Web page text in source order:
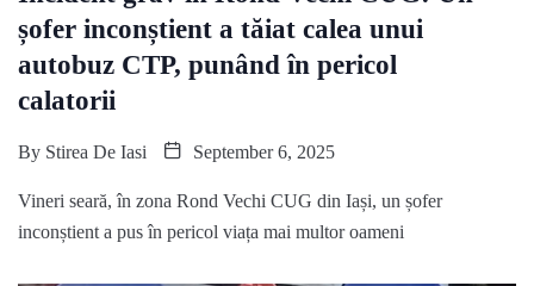
șofer inconștient a tăiat calea unui
autobuz CTP, punând în pericol
calatorii
By Stirea De Iasi September 6, 2025
Vineri seară, în zona Rond Vechi CUG din Iași, un șofer
inconștient a pus în pericol viața mai multor oameni